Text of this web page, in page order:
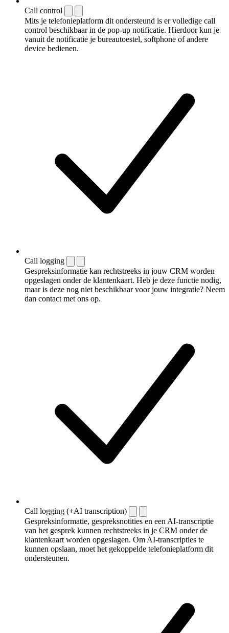
Call control
Mits je telefonieplatform dit ondersteund is er volledige call
control beschikbaar in de pop-up notificatie. Hierdoor kun je
vanuit de notificatie je bureautoestel, softphone of andere
device bedienen.
Call logging
Gespreksinformatie kan rechtstreeks in jouw CRM worden
opgeslagen onder de klantenkaart. Heb je deze functie nodig,
maar is deze nog niet beschikbaar voor jouw integratie? Neem
dan contact met ons op.
Call logging (+AI transcription)
Gespreksinformatie, gespreksnotities en een AI-transcriptie
van het gesprek kunnen rechtstreeks in je CRM onder de
klantenkaart worden opgeslagen. Om AI-transcripties te
kunnen opslaan, moet het gekoppelde telefonieplatform dit
ondersteunen.